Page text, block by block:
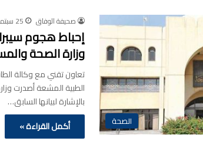
الصحة
صحيفة الوفاق 25 سبتمبر، 2024
إحباط هجوم
وزارة الصحة
تعاون تقني مع وكالة
الطبية المشعة أصدرت
بالإشارة لبيانها السابق…
أكمل القراءة »